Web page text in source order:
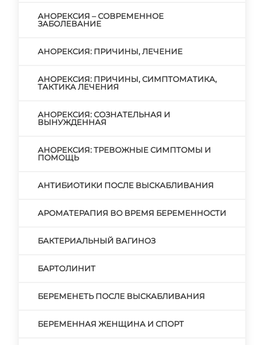
АНОРЕКСИЯ – СОВРЕМЕННОЕ
ЗАБОЛЕВАНИЕ
АНОРЕКСИЯ: ПРИЧИНЫ, ЛЕЧЕНИЕ
АНОРЕКСИЯ: ПРИЧИНЫ, СИМПТОМАТИКА,
ТАКТИКА ЛЕЧЕНИЯ
АНОРЕКСИЯ: СОЗНАТЕЛЬНАЯ И
ВЫНУЖДЕННАЯ
АНОРЕКСИЯ: ТРЕВОЖНЫЕ СИМПТОМЫ И
ПОМОЩЬ
АНТИБИОТИКИ ПОСЛЕ ВЫСКАБЛИВАНИЯ
АРОМАТЕРАПИЯ ВО ВРЕМЯ БЕРЕМЕННОСТИ
БАКТЕРИАЛЬНЫЙ ВАГИНОЗ
БАРТОЛИНИТ
БЕРЕМЕНЕТЬ ПОСЛЕ ВЫСКАБЛИВАНИЯ
БЕРЕМЕННАЯ ЖЕНЩИНА И СПОРТ